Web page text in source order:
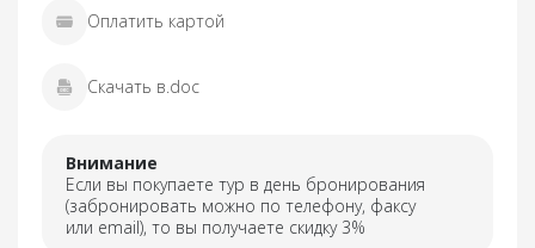
Оплатить картой
Скачать в.doc
Внимание
Если вы покупаете тур в день бронирования
(забронировать можно по телефону, факсу
или email), то вы получаете скидку 3%